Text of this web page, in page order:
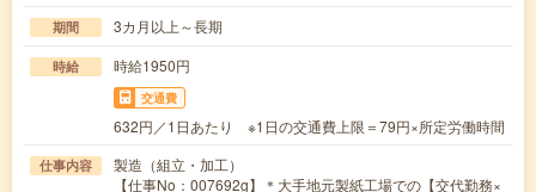
期間 3カ月以上～長期
時給 時給1950円
交通費
632円／1日あたり ※1日の交通費上限＝79円×所定労働時間
仕事内容
製造（組立・加工）
【仕事No：007692g】＊大手地元製紙工場での【交代勤務×